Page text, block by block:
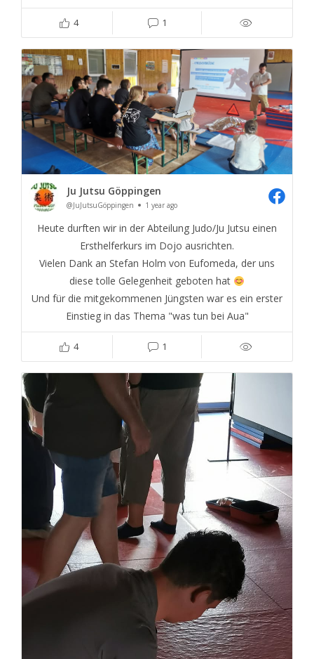
4 1
Ju Jutsu Göppingen
@JuJutsuGöppingen 1 year ago
Heute durften wir in der Abteilung Judo/Ju Jutsu einen
Ersthelferkurs im Dojo ausrichten.
Vielen Dank an Stefan Holm von Eufomeda, der uns
diese tolle Gelegenheit geboten hat
Und für die mitgekommenen Jüngsten war es ein erster
Einstieg in das Thema "was tun bei Aua"
4 1